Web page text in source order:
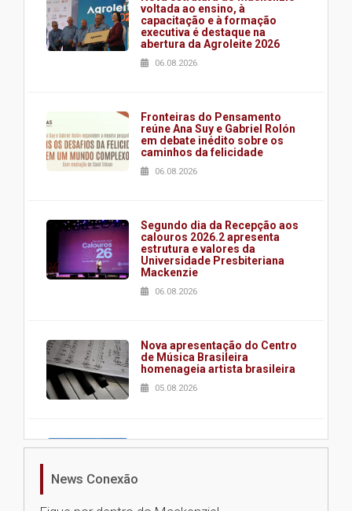
voltada ao ensino, à
capacitação e à formação
executiva é destaque na
abertura da Agroleite 2026
06.08.2026
Fronteiras do Pensamento
reúne Ana Suy e Gabriel Rolón
em debate inédito sobre os
caminhos da felicidade
06.08.2026
Segundo dia da Recepção aos
calouros 2026.2 apresenta
estrutura e valores da
Universidade Presbiteriana
Mackenzie
06.08.2026
Nova apresentação do Centro
de Música Brasileira
homenageia artista brasileira
05.08.2026
Universidade Mackenzie
News Conexão